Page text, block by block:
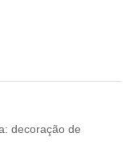
decoração de